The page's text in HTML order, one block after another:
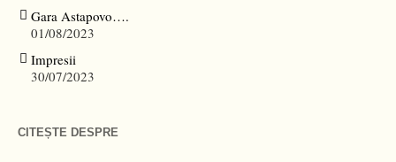
Gara Astapovo….
01/08/2023
Impresii
30/07/2023
CITEȘTE DESPRE